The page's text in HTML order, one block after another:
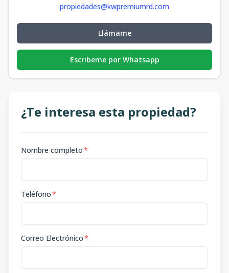
propiedades@kwpremiumrd.com
Llámame
Escribeme por Whatsapp
¿Te interesa esta propiedad?
Nombre completo*
Teléfono*
Correo Electrónico*